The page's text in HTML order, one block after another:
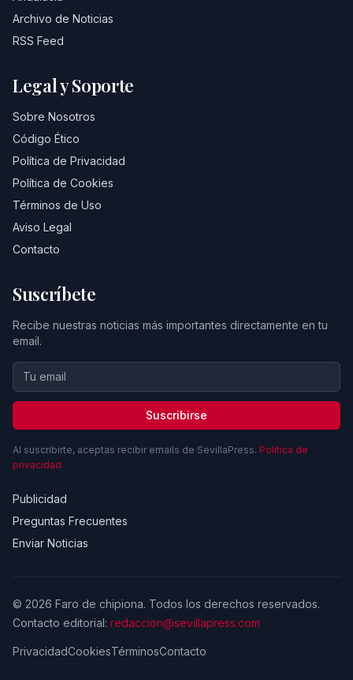
Archivo de Noticias
RSS Feed
Legal y Soporte
Sobre Nosotros
Código Ético
Política de Privacidad
Política de Cookies
Términos de Uso
Aviso Legal
Contacto
Suscríbete
Recibe nuestras noticias más importantes directamente en tu
email.
Suscribirse
Al suscribirte, aceptas recibir emails de SevillaPress. Política de
privacidad
Publicidad
Preguntas Frecuentes
Enviar Noticias
© 2026 Faro de chipiona. Todos los derechos reservados.
Contacto editorial: redaccion@sevillapress.com
PrivacidadCookiesTérminosContacto